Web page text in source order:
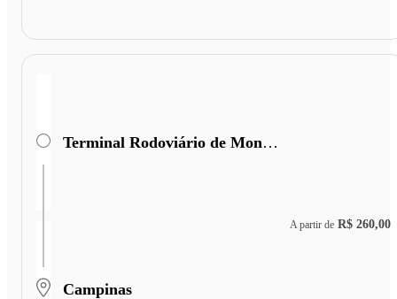
Terminal Rodoviário de Monte Azul
Campinas
A partir de R$ 260,00